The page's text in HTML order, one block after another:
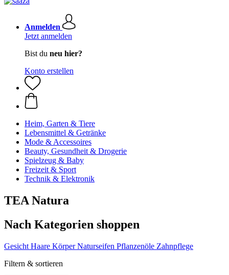
Anmelden
Jetzt anmelden
Bist du neu hier?
Konto erstellen
Heim, Garten & Tiere
Lebensmittel & Getränke
Mode & Accessoires
Beauty, Gesundheit & Drogerie
Spielzeug & Baby
Freizeit & Sport
Technik & Elektronik
TEA Natura
Nach Kategorien shoppen
Gesicht Haare Körper Naturseifen Pflanzenöle Zahnpflege
Filtern & sortieren